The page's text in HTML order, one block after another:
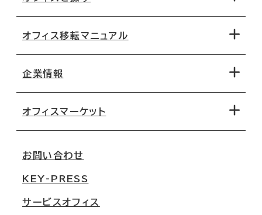
地図から探す
路線・駅から探す
オフィス移転マニュアル
移転コストシミュレーション
移転スケジュール
オフィス移転Q&A
企業情報
オフィスマーケット
大阪
名古屋
お問い合わせ
KEY-PRESS
サービスオフィス